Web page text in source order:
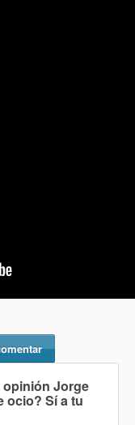
opinión Jorge
ocio? Sía tu